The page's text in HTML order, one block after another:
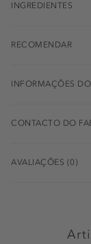
INGREDIENTES
RECOMENDAR
INFORMAÇÕES
CONTACTO DO
AVALIAÇÕES (0)